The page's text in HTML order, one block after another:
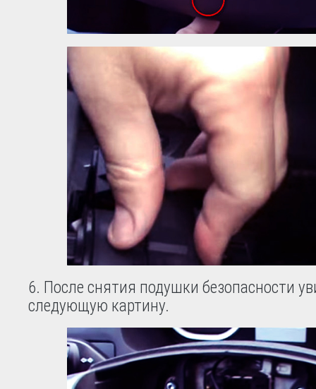
6. После снятия подушки безопасности
следующую картину.